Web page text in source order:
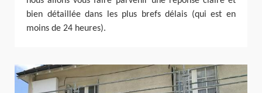
bien détaillée dans les plus brefs délais (qui est en
moins de 24 heures).